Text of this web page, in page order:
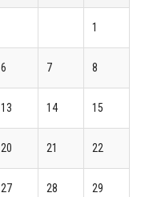
1
6 7 8
13 14 15
20 21 22
27 28 29